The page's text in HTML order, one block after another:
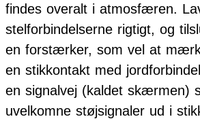
findes overalt i atmosfæren.
stelforbindelserne rigtigt, og
en forstærker, som vel at
en stikkontakt med
en signalvej (kaldet skærmen)
uvelkomne støjsignaler ud i